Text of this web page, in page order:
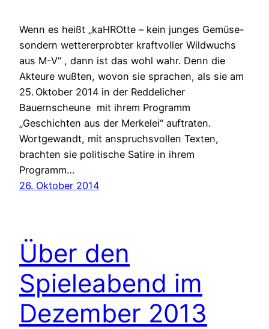
Wenn es heißt „kaHROtte – kein junges Gemüse-
sondern wettererprobter kraftvoller Wildwuchs
aus M-V“ , dann ist das wohl wahr. Denn die
Akteure wußten, wovon sie sprachen, als sie am
25. Oktober 2014 in der Reddelicher
Bauernscheune mit ihrem Programm
„Geschichten aus der Merkelei“ auftraten.
Wortgewandt, mit anspruchsvollen Texten,
brachten sie politische Satire in ihrem
Programm…
26. Oktober 2014
Über den
Spieleabend im
Dezember 2013